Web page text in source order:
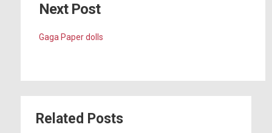
Next Post
Gaga Paper dolls
Related Posts